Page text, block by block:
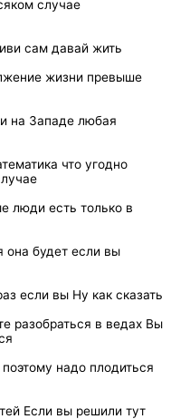
случае
сам давай жить
жизни превыше
на Западе любая
что угодно
люди есть только в
она будет если вы
если вы Ну как сказать
разобраться в ведах Вы
надо плодиться
Если вы решили тут